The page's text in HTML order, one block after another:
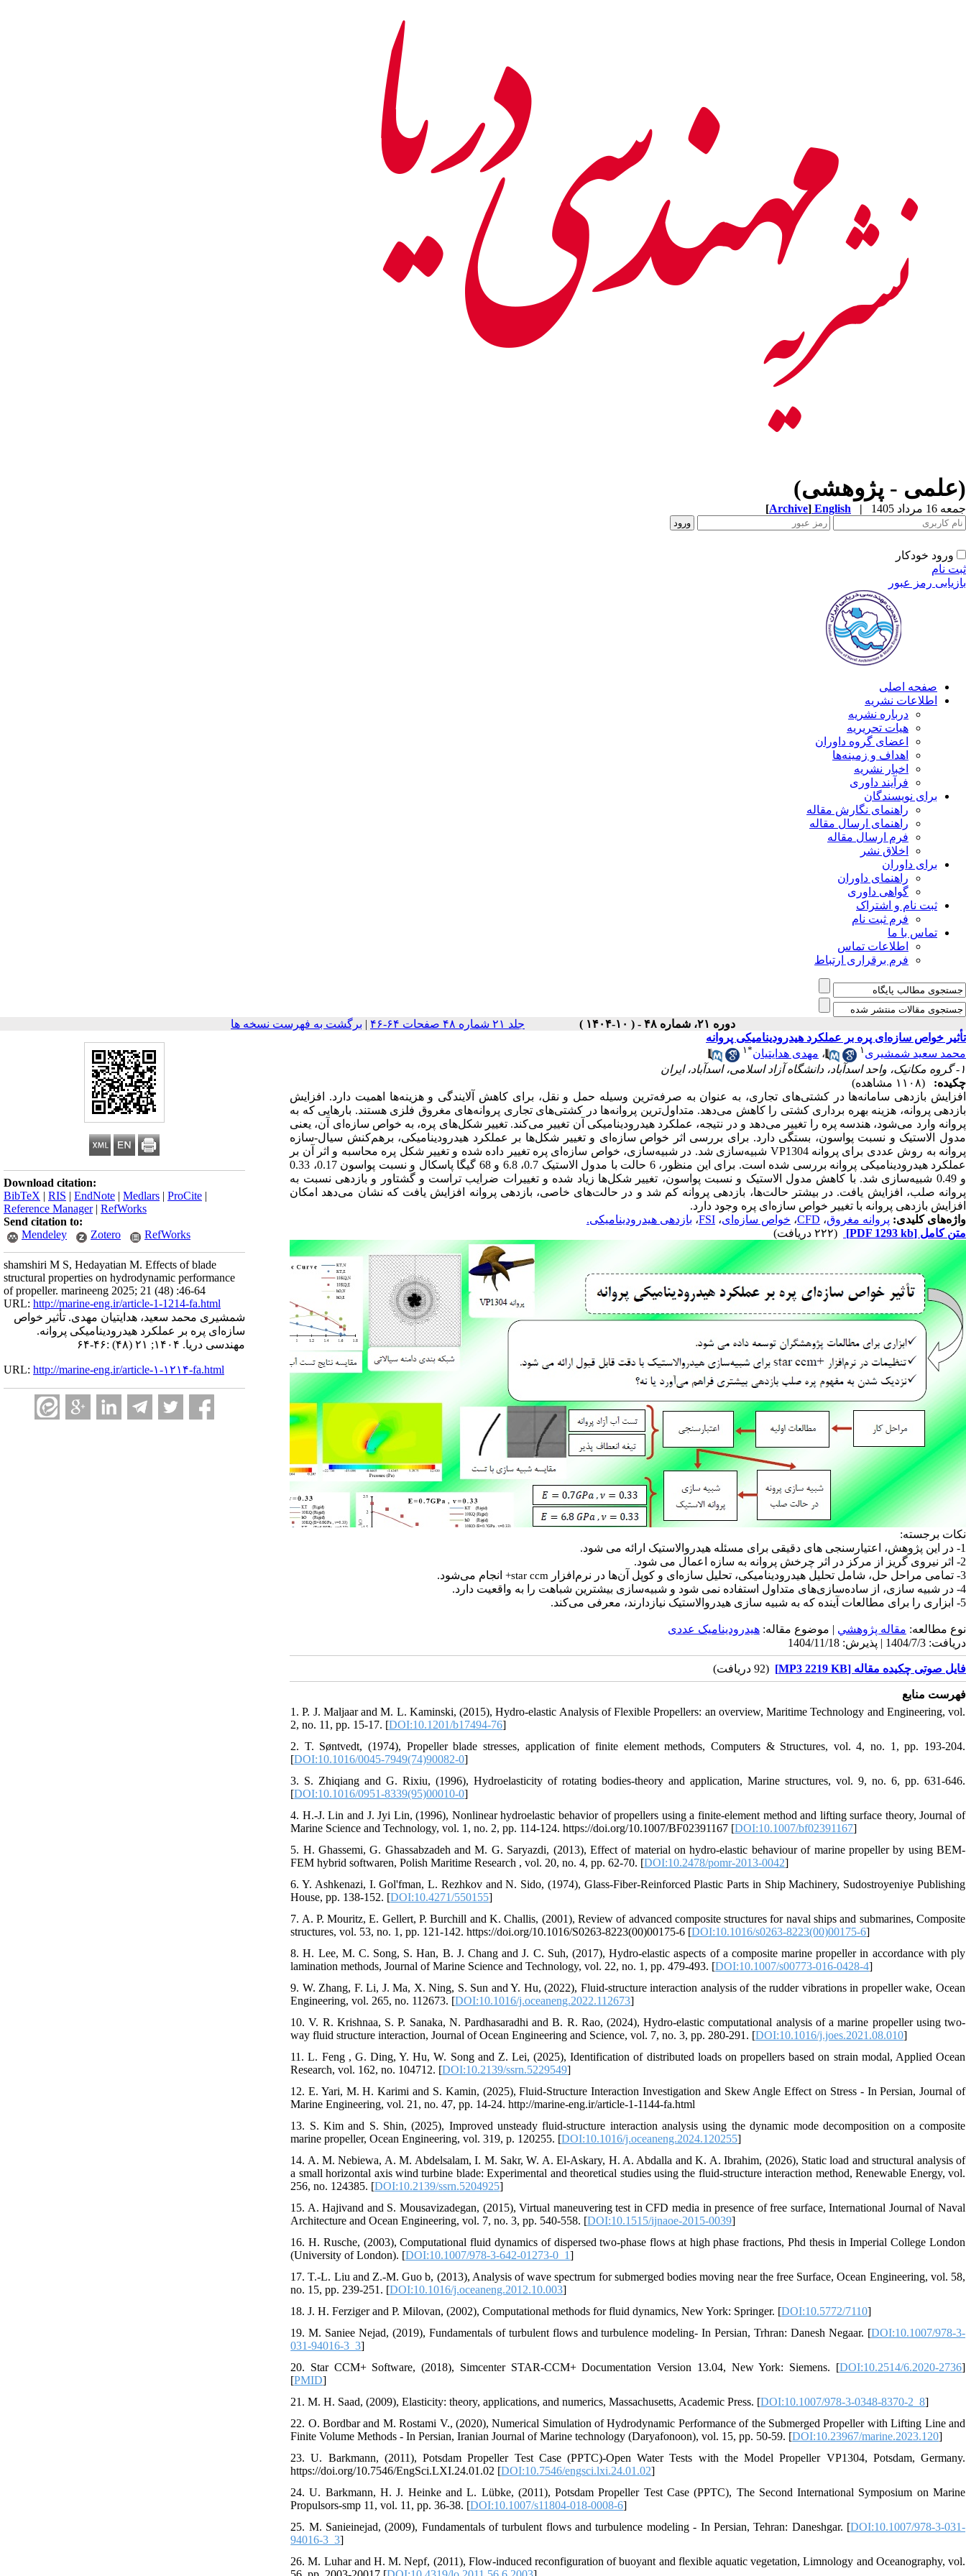
(علمی - پژوهشی)
جمعه 16 مرداد 1405 |
English
[Archive]
ورود خودکار
ثبت نام
بازیابی رمز عبور
صفحه اصلی
اطلاعات نشریه
درباره نشریه
هیات تحریریه
اعضای گروه داوران
اهداف و زمینه‌ها
اخبار نشریه
فرآیند داوری
برای نویسندگان
راهنمای نگارش مقاله
راهنمای ارسال مقاله
فرم ارسال مقاله
اخلاق نشر
برای داوران
راهنمای داوران
گواهی داوری
ثبت نام و اشتراک
فرم ثبت نام
تماس با ما
اطلاعات تماس
فرم برقراری ارتباط
دوره ۲۱، شماره ۴۸ - ( ۱۰-۱۴۰۴ ) جلد ۲۱ شماره ۴۸ صفحات ۶۴-۴۶ | برگشت به فهرست نسخه ها
Download citation:
BibTeX | RIS | EndNote | Medlars | ProCite |
Reference Manager| RefWorks
Send citation to:
Mendeley
Zotero RefWorks
shamshiri M S, Hedayatian M. Effects of blade
structural properties on hydrodynamic performance
of propeller. marineeng 2025; 21 (48) :46-64
URL: http://marine-eng.ir/article-1-1214-fa.html
شمشیری محمد سعید، هدایتیان مهدی. تأثیر خواص
سازه‌ای پره بر عملکرد هیدرودینامیکی پروانه.
مهندسی دریا. ۱۴۰۴; ۲۱ (۴۸) :۴۶-۶۴
URL: http://marine-eng.ir/article-۱-۱۲۱۴-fa.html
تأثیر خواص سازه‌ای پره بر عملکرد هیدرودینامیکی پروانه
محمد سعید شمشیری ۱ ، مهدی هدایتیان*۱
۱- گروه مکانیک، واحد اسدآباد، دانشگاه آزاد اسلامی، اسدآباد، ایران
چکیده:
(۱۱۰۸ مشاهده)
افزایش بازدهی سامانه‌ها در کشتی‌های تجاری، به عنوان به صرفه‌ترین وسیله حمل و نقل، برای کاهش آلایندگی و هزینه‌ها اهمیت دارد. افزایش
بازدهی پروانه، هزینه بهره برداری کشتی را کاهش می‌دهد. متداول‌ترین پروانه‌ها در کشتی‌های تجاری پروانه‌های مغروق فلزی هستند. بارهایی که به
پروانه وارد می‌شود، هندسه پره را تغییر می‌دهد و در نتیجه، عملکرد هیدرودینامیکی آن تغییر می‌کند. تغییر شکل‌های پره، به خواص سازه‌ای آن، یعنی
مدول الاستیک و نسبت پواسون، بستگی دارد. برای بررسی اثر خواص سازه‌ای و تغییر شکل‌ها بر عملکرد هیدرودینامیکی، برهم‌کنش سیال-سازه
پروانه به روش عددی برای پروانه VP1304 شبیه‌سازی شد. در شبیه‌سازی، خواص سازه‌ای پره تغییر داده شده و تغییر شکل پره محاسبه و اثر آن بر
عملکرد هیدرودینامیکی پروانه بررسی شده است. برای این منظور، 6 حالت با مدول الاستیک 0.7، 6.8 و 68 گیگا پاسکال و نسبت پواسون 0.17، 0.33
و 0.49 شبیه‌سازی شد. با کاهش مدول الاستیک و نسبت پواسون، تغییر شکل‌ها زیاد شده و تغییرات ضرایب تراست و گشتاور و بازدهی نسبت به
پروانه صلب، افزایش یافت. در بیشتر حالت‌ها، بازدهی پروانه کم شد و در حالت‌های خاصی، بازدهی پروانه افزایش یافت که نشان می‌دهد امکان
افزایش بازدهی پروانه با تغییر خواص سازه‌ای پره وجود دارد.
واژه‌های کلیدی: پروانه مغروق، CFD، خواص سازه‌ای، FSI، بازدهی هیدرودینامیکی.
متن کامل [PDF 1293 kb] (۲۲۲ دریافت)
نکات برجسته:
1- در این پژوهش، اعتیارسنجی های دقیقی برای مسئله هیدروالاستیک ارائه می شود.
2- اثر نیروی گریز از مرکز در اثر چرخش پروانه به سازه اعمال می شود.
3- تمامی مراحل حل، شامل تحلیل هیدرودینامیکی، تحلیل سازه‌ای و کوپل آن‌ها در نرم‌افزار
star ccm+ انجام می‌شود.
4- در شبیه سازی، از ساده‌سازی‌های متداول استفاده نمی شود و شبیه‌سازی بیشترین شباهت را به واقعیت دارد.
5- ابزاری را برای مطالعات آینده که به شبیه سازی هیدروالاستیک نیازدارند، معرفی می‌کند.
نوع مطالعه: مقاله پژوهشي | موضوع مقاله: هیدرودینامیک عددی
دریافت: 1404/7/3 | پذیرش: 1404/11/18
فایل صوتی چکیده مقاله [MP3 2219 KB] (92 دریافت)
فهرست منابع
1. P. J. Maljaar and M. L. Kaminski, (2015), Hydro-elastic Analysis of Flexible Propellers: an overview, Maritime Technology and Engineering, vol.
2, no. 11, pp. 15-17. [DOI:10.1201/b17494-76]
2. T. Søntvedt, (1974), Propeller blade stresses, application of finite element methods, Computers & Structures, vol. 4, no. 1, pp. 193-204.
[DOI:10.1016/0045-7949(74)90082-0]
3. S. Zhiqiang and G. Rixiu, (1996), Hydroelasticity of rotating bodies-theory and application, Marine structures, vol. 9, no. 6, pp. 631-646.
[DOI:10.1016/0951-8339(95)00010-0]
4. H.-J. Lin and J. Jyi Lin, (1996), Nonlinear hydroelastic behavior of propellers using a finite-element method and lifting surface theory, Journal of
Marine Science and Technology, vol. 1, no. 2, pp. 114-124. https://doi.org/10.1007/BF02391167 [DOI:10.1007/bf02391167]
5. H. Ghassemi, G. Ghassabzadeh and M. G. Saryazdi, (2013), Effect of material on hydro-elastic behaviour of marine propeller by using BEM-
FEM hybrid softwaren, Polish Maritime Research , vol. 20, no. 4, pp. 62-70. [DOI:10.2478/pomr-2013-0042]
6. Y. Ashkenazi, I. Gol'fman, L. Rezhkov and N. Sido, (1974), Glass-Fiber-Reinforced Plastic Parts in Ship Machinery, Sudostroyeniye Publishing
House, pp. 138-152. [DOI:10.4271/550155]
7. A. P. Mouritz, E. Gellert, P. Burchill and K. Challis, (2001), Review of advanced composite structures for naval ships and submarines, Composite
structures, vol. 53, no. 1, pp. 121-142. https://doi.org/10.1016/S0263-8223(00)00175-6 [DOI:10.1016/s0263-8223(00)00175-6]
8. H. Lee, M. C. Song, S. Han, B. J. Chang and J. C. Suh, (2017), Hydro-elastic aspects of a composite marine propeller in accordance with ply
lamination methods, Journal of Marine Science and Technology, vol. 22, no. 1, pp. 479-493. [DOI:10.1007/s00773-016-0428-4]
9. W. Zhang, F. Li, J. Ma, X. Ning, S. Sun and Y. Hu, (2022), Fluid-structure interaction analysis of the rudder vibrations in propeller wake, Ocean
Engineering, vol. 265, no. 112673. [DOI:10.1016/j.oceaneng.2022.112673]
10. V. R. Krishnaa, S. P. Sanaka, N. Pardhasaradhi and B. R. Rao, (2024), Hydro-elastic computational analysis of a marine propeller using two-
way fluid structure interaction, Journal of Ocean Engineering and Science, vol. 7, no. 3, pp. 280-291. [DOI:10.1016/j.joes.2021.08.010]
11. L. Feng , G. Ding, Y. Hu, W. Song and Z. Lei, (2025), Identification of distributed loads on propellers based on strain modal, Applied Ocean
Research, vol. 162, no. 104712. [DOI:10.2139/ssrn.5229549]
12. E. Yari, M. H. Karimi and S. Kamin, (2025), Fluid-Structure Interaction Investigation and Skew Angle Effect on Stress - In Persian, Journal of
Marine Engineering, vol. 21, no. 47, pp. 14-24. http://marine-eng.ir/article-1-1144-fa.html
13. S. Kim and S. Shin, (2025), Improved unsteady fluid-structure interaction analysis using the dynamic mode decomposition on a composite
marine propeller, Ocean Engineering, vol. 319, p. 120255. [DOI:10.1016/j.oceaneng.2024.120255]
14. A. M. Nebiewa, A. M. Abdelsalam, I. M. Sakr, W. A. El-Askary, H. A. Abdalla and K. A. Ibrahim, (2026), Static load and structural analysis of
a small horizontal axis wind turbine blade: Experimental and theoretical studies using the fluid-structure interaction method, Renewable Energy, vol.
256, no. 124385. [DOI:10.2139/ssrn.5204925]
15. A. Hajivand and S. Mousavizadegan, (2015), Virtual maneuvering test in CFD media in presence of free surface, International Journal of Naval
Architecture and Ocean Engineering, vol. 7, no. 3, pp. 540-558. [DOI:10.1515/ijnaoe-2015-0039]
16. H. Rusche, (2003), Computational fluid dynamics of dispersed two-phase flows at high phase fractions, Phd thesis in Imperial College London
(University of London). [DOI:10.1007/978-3-642-01273-0_1]
17. T.-L. Liu and Z.-M. Guo b, (2013), Analysis of wave spectrum for submerged bodies moving near the free Surface, Ocean Engineering, vol. 58,
no. 15, pp. 239-251. [DOI:10.1016/j.oceaneng.2012.10.003]
18. J. H. Ferziger and P. Milovan, (2002), Computational methods for fluid dynamics, New York: Springer. [DOI:10.5772/7110]
19. M. Saniee Nejad, (2019), Fundamentals of turbulent flows and turbulence modeling- In Persian, Trhran: Danesh Negaar. [DOI:10.1007/978-3-
031-94016-3_3]
20. Star CCM+ Software, (2018), Simcenter STAR-CCM+ Documentation Version 13.04, New York: Siemens. [DOI:10.2514/6.2020-2736]
[PMID]
21. M. H. Saad, (2009), Elasticity: theory, applications, and numerics, Massachusetts, Academic Press. [DOI:10.1007/978-3-0348-8370-2_8]
22. O. Bordbar and M. Rostami V., (2020), Numerical Simulation of Hydrodynamic Performance of the Submerged Propeller with Lifting Line and
Finite Volume Methods - In Persian, Iranian Journal of Marine technology (Daryafonoon), vol. 15, pp. 50-59. [DOI:10.23967/marine.2023.120]
23. U. Barkmann, (2011), Potsdam Propeller Test Case (PPTC)-Open Water Tests with the Model Propeller VP1304, Potsdam, Germany.
https://doi.org/10.7546/EngSci.LXI.24.01.02 [DOI:10.7546/engsci.lxi.24.01.02]
24. U. Barkmann, H. J. Heinke and L. Lübke, (2011), Potsdam Propeller Test Case (PPTC), The Second International Symposium on Marine
Propulsors-smp 11, vol. 11, pp. 36-38. [DOI:10.1007/s11804-018-0008-6]
25. M. Sanieinejad, (2009), Fundamentals of turbulent flows and turbulence modeling - In Persian, Tehran: Daneshgar. [DOI:10.1007/978-3-031-
94016-3_3]
26. M. Luhar and H. M. Nepf, (2011), Flow‐induced reconfiguration of buoyant and flexible aquatic vegetation, Limnology and Oceanography, vol.